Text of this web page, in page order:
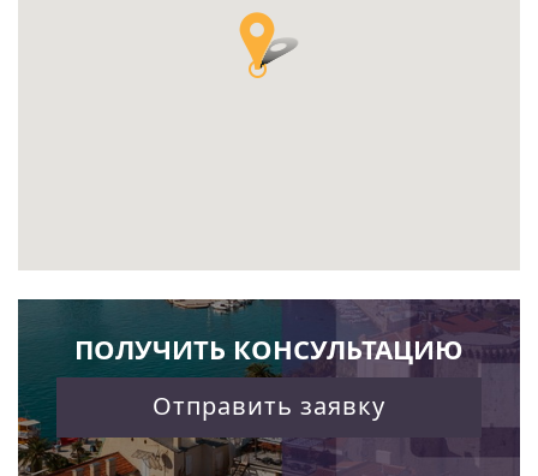
ПОЛУЧИТЬ КОНСУЛЬТАЦИЮ
Отправить заявку